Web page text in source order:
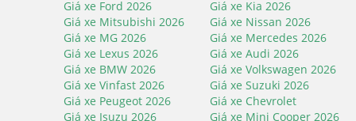
Giá xe Ford 2026
Giá xe Kia 2026
Giá xe Mitsubishi 2026
Giá xe Nissan 2026
Giá xe MG 2026
Giá xe Mercedes 2026
Giá xe Lexus 2026
Giá xe Audi 2026
Giá xe BMW 2026
Giá xe Volkswagen 2026
Giá xe Vinfast 2026
Giá xe Suzuki 2026
Giá xe Peugeot 2026
Giá xe Chevrolet
Giá xe Isuzu 2026
Giá xe Mini Cooper 2026